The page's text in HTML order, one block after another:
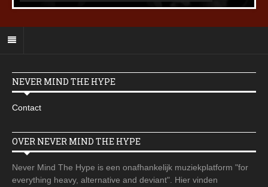
NEVER MIND THE HYPE
Contact
OVER NEVER MIND THE HYPE
Never Mind The Hype is een onafhankelijk muziekplatform "for
everything heavy, alternative and deviant". Hier vinden